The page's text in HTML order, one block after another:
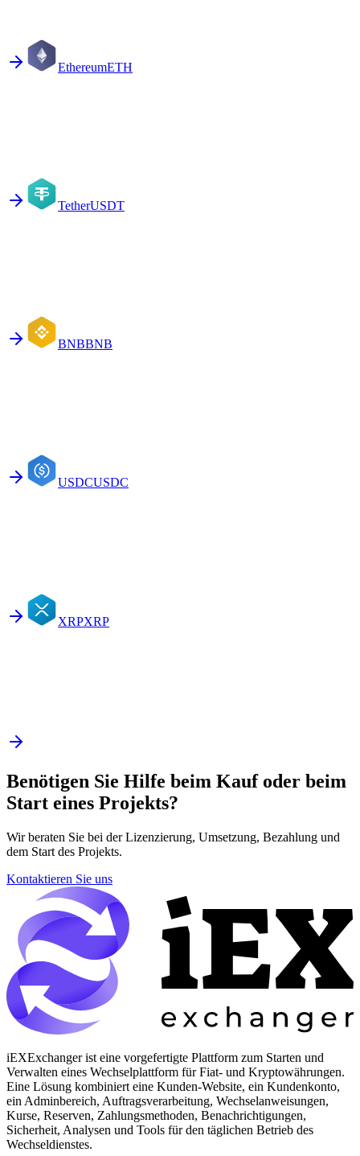
EthereumETH
TetherUSDT
BNBBNB
USDCUSDC
XRPXRP
Benötigen Sie Hilfe beim Kauf oder beim
Start eines Projekts?
Wir beraten Sie bei der Lizenzierung, Umsetzung, Bezahlung und
dem Start des Projekts.
Kontaktieren Sie uns
iEXExchanger ist eine vorgefertigte Plattform zum Starten und
Verwalten eines Wechselplattform für Fiat- und Kryptowährungen.
Eine Lösung kombiniert eine Kunden-Website, ein Kundenkonto,
ein Adminbereich, Auftragsverarbeitung, Wechselanweisungen,
Kurse, Reserven, Zahlungsmethoden, Benachrichtigungen,
Sicherheit, Analysen und Tools für den täglichen Betrieb des
Wechseldienstes.